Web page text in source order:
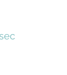
sec